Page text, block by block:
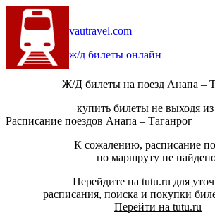
vautravel.com
ж/д билеты онлайн
Ж/Д билеты на поезд Анапа –
купить билеты не выходя
Расписание поездов Анапа – Таганрог
К сожалению, расписание
по маршруту не
Перейдите на tutu.ru для
расписания, поиска и покупки
Перейти на tutu.ru